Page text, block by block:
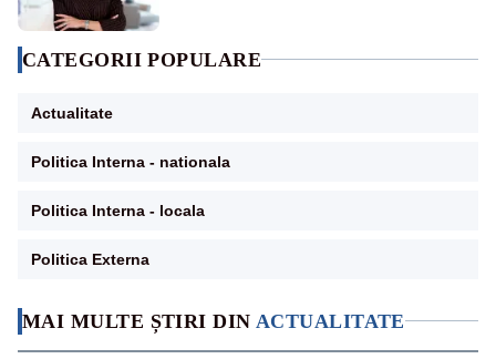
MAI MULTE ȘTIRI DIN ACTUALITATE
CATEGORII POPULARE
Actualitate
Politica Interna - nationala
Politica Interna - locala
Politica Externa